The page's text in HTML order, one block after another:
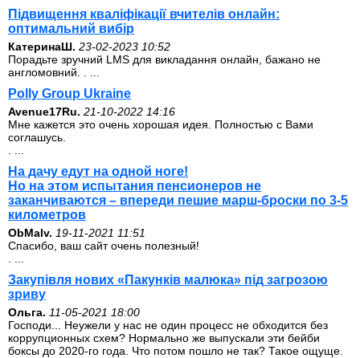
Підвищення кваліфікації вчителів онлайн:
оптимальний вибір
КатеринаШ. 23-02-2023 10:52
Порадьте зручний LMS для викладання онлайн, бажано не
англомовний. . ...
Polly Group Ukraine
Avenue17Ru. 21-10-2022 14:16
Мне кажется это очень хорошая идея. Полностью с Вами
соглашусь.
На дачу едут на одной ноге!
Но на этом испытания пенсионеров не
заканчиваются – впереди пешие марш-броски по 3-5
километров
ОbMalv. 19-11-2021 11:51
Спасибо, ваш сайт очень полезный!
Закупівля нових «Пакунків малюка» під загрозою
зриву
Ольга. 11-05-2021 18:00
Господи... Неужели у нас не один процесс не обходится без
коррупционных схем? Нормально же выпускали эти бейби
боксы до 2020-го года. Что потом пошло не так? Такое ощуще.